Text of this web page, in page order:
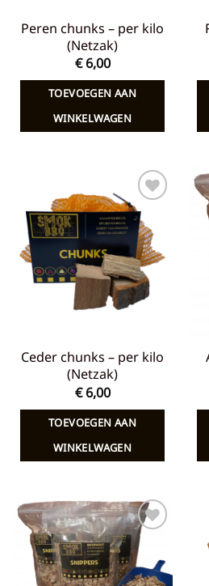
Peren chunks – per kilo
(Netzak)
€6,00
TOEVOEGEN AAN
WINKELWAGEN
Toevoegen
aan
verlanglijst
Ceder chunks – per kilo
(Netzak)
€6,00
TOEVOEGEN AAN
WINKELWAGEN
Toevoegen
aan
verlanglijst